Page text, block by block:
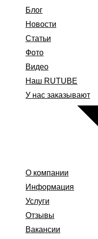
Блог
Новости
Статьи
Фото
Видео
Наш RUTUBE
У нас заказывают
О компании
Информация
Услуги
Отзывы
Вакансии